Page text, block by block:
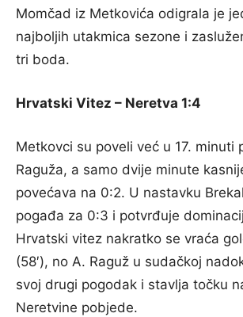
Momčad iz Metkovića odigrala je
najboljih utakmica sezone i
tri boda.
Hrvatski Vitez – Neretva 1:4
Metkovci su poveli već u 17. minuti
Raguža, a samo dvije minute
povećava na 0:2. U nastavku
pogađa za 0:3 i potvrđuje
Hrvatski vitez nakratko se vraća
(58′), no A. Raguž u sudačkoj
svoj drugi pogodak i stavlja točku
Neretvine pobjede.